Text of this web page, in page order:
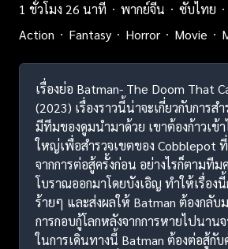
1 ชั่วโมง 26 นาที
พากย์จีน ซับไทย
Action
Fantasy Horror Movie
เรื่องย่อ Batman- The Doom That
(2023) เรื่องราวนี้น่าจะเกี่ยวกับการส
มีทีมของดูมนำมาด้วย เขาต้องก้าวเข้
ใหญ่เพื่อสำรวจเขตของ Cobblepot
จากการต่อสู้ครั้งก่อน อย่างไรก็ตามทีม
โบราณออกมาโดยบังเอิญ ทำให้เรื่อ
ร้ายๆ และส่งผลให้ Batman ต้องกลับ
การกอบกู้โลกหลังจากการหายไปนาน
ในการเดินทางนี้ Batman ต้องต่อสู้กั